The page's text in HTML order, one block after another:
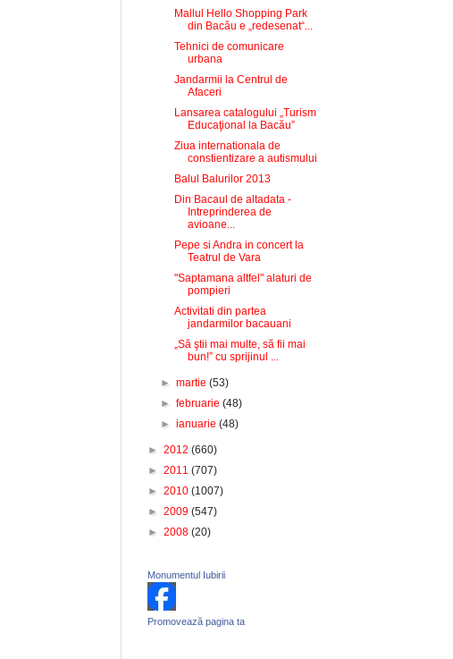
Mallul Hello Shopping Park
din Bacău e „redesenat“...
Tehnici de comunicare
urbana
Jandarmii la Centrul de
Afaceri
Lansarea catalogului „Turism
Educaţional la Bacău”
Ziua internationala de
constientizare a autismului
Balul Balurilor 2013
Din Bacaul de altadata -
Intreprinderea de
avioane...
Pepe si Andra in concert la
Teatrul de Vara
"Saptamana altfel" alaturi de
pompieri
Activitati din partea
jandarmilor bacauani
„Să ştii mai multe, să fii mai
bun!” cu sprijinul ...
►martie(53)
►februarie(48)
►ianuarie(48)
► 2012 (660)
► 2011 (707)
► 2010 (1007)
► 2009 (547)
► 2008 (20)
Monumentul Iubirii
Promovează pagina ta